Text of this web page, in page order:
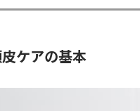
ケアの基本